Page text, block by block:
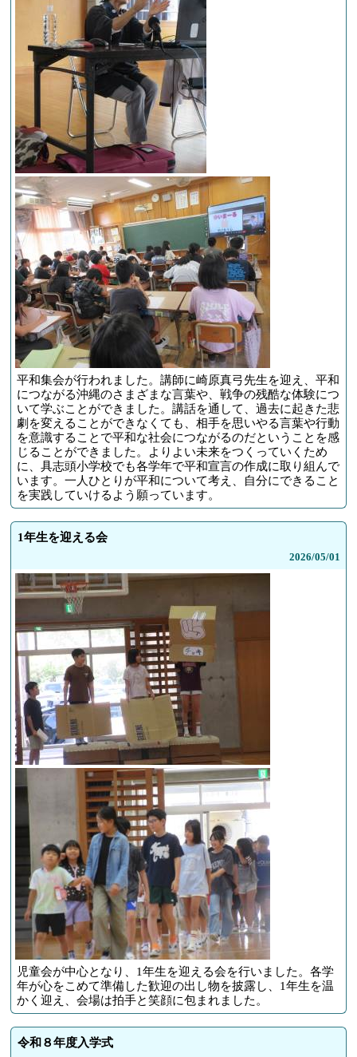
平和集会が行われました。講師に崎原真弓先生を迎え、平和
につながる沖縄のさまざまな言葉や、戦争の残酷な体験につ
いて学ぶことができました。講話を通して、過去に起きた悲
劇を変えることができなくても、相手を思いやる言葉や行動
を意識することで平和な社会につながるのだということを感
じることができました。よりよい未来をつくっていくため
に、具志頭小学校でも各学年で平和宣言の作成に取り組んで
います。一人ひとりが平和について考え、自分にできること
を実践していけるよう願っています。
1年生を迎える会
2026/05/01
児童会が中心となり、1年生を迎える会を行いました。各学
年が心をこめて準備した歓迎の出し物を披露し、1年生を温
かく迎え、会場は拍手と笑顔に包まれました。
令和８年度入学式